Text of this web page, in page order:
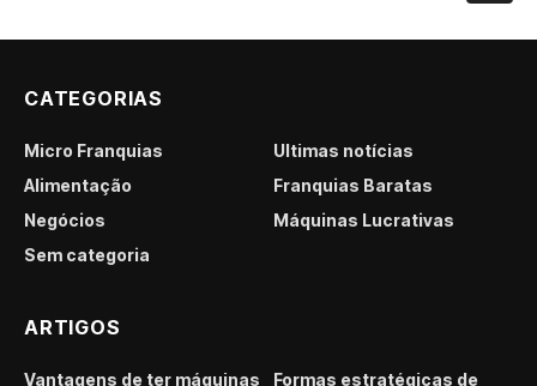
CATEGORIAS
Micro Franquias
Últimas notícias
Alimentação
Franquias Baratas
Negócios
Máquinas Lucrativas
Sem categoria
ARTIGOS
Vantagens de ter máquinas Formas estratégicas de